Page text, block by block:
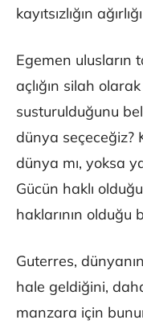
kayıtsızlığın
Egemen ulusların
açlığın silah
susturulduğunu
dünya seçeceğiz?
dünya mı, yoksa
Gücün haklı
haklarının olduğu
Guterres,
hale geldiğini,
manzara için